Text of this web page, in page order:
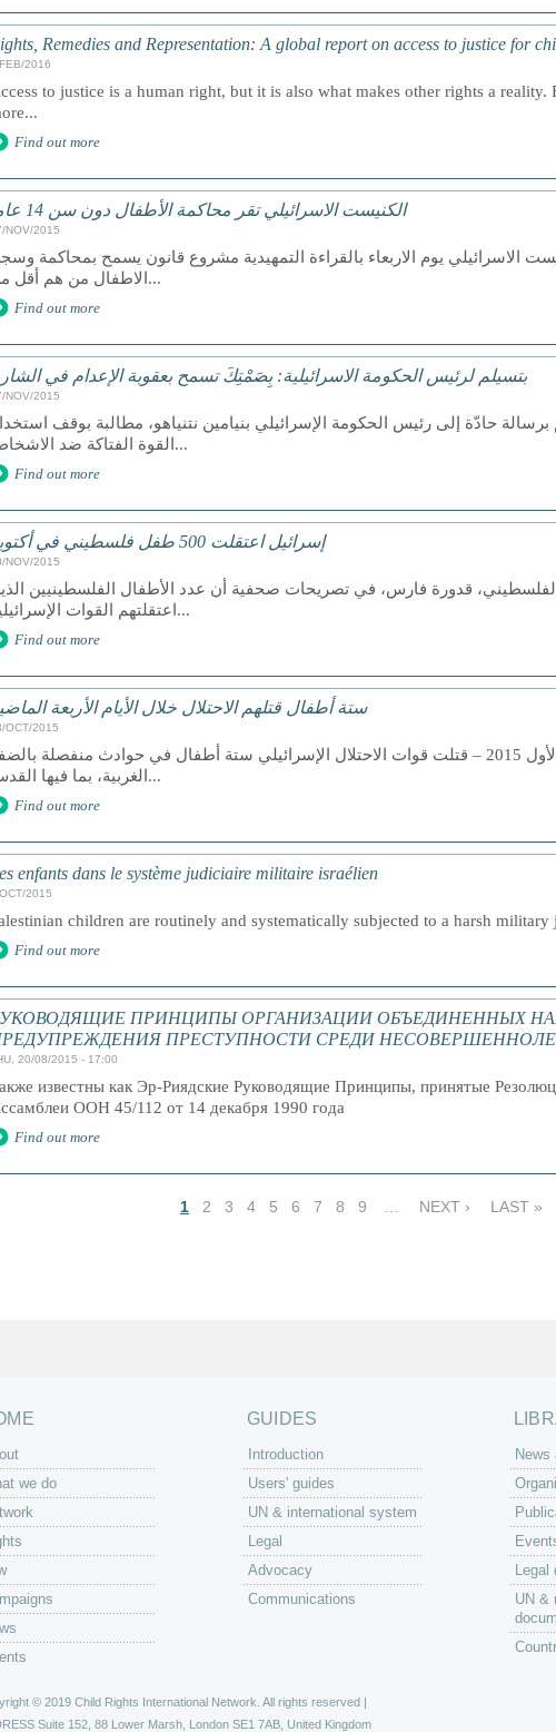
Remedies and Representation: A global report on access to justice for
2016
to justice is a human right, but it is also what makes other rights a reality.
Find out more
الكنيست الاسرائيلي تقر محاكمة الأطفال دون سن 14 عاما
NOV/2015
الاسرائيلي يوم الاربعاء بالقراءة التمهيدية مشروع قانون يسمح بمحاكمة
الاطفال من هم أقل من...
Find out more
بتسيلم لرئيس الحكومة الاسرائيلية: بِصَمْتِكَ تسمح بعقوبة الإعدام في
NOV/2015
حادّة إلى رئيس الحكومة الإسرائيلي بنيامين نتنياهو، مطالبة بوقف
القوة الفتاكة ضد الاشخاص...
Find out more
إسرائيل اعتقلت 500 طفل فلسطيني في أكتوبر
NOV/2015
قدورة فارس، في تصريحات صحفية أن عدد الأطفال الفلسطينيين
اعتقلتهم القوات الإسرائيلية...
Find out more
ستة أطفال قتلهم الاحتلال خلال الأيام الأربعة
OCT/2015
رام الله 13 تشرين الأول 2015 – قتلت قوات الاحتلال الإسرائيلي ستة أطفال في حوادث منفصلة
الغربية، بما فيها القدس...
Find out more
enfants dans le système judiciaire militaire israélien
2015
children are routinely and systematically subjected to a harsh military
Find out more
ПРИНЦИПЫ ОРГАНИЗАЦИИ ОБЪЕДИНЕННЫХ
ПРЕСТУПНОСТИ СРЕДИ
20/08/2015 - 17:00
известны как Эр-Риядские Руководящие Принципы, принятые
ООН 45/112 от 14 декабря 1990 года
Find out more
1 2 3 4 5 6 7 8 9 NEXT › LAST »
we do
GUIDES
Introduction
Users' guides
UN & international system
Legal
Advocacy
Communications
News
Legal
UN &
© 2019 Child Rights International Network. All rights reserved |
Suite 152, 88 Lower Marsh, London SE1 7AB, United Kingdom